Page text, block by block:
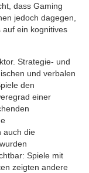
dass Gaming
jedoch dagegen,
auf ein kognitives
Strategie- und
und verbalen
den
einer
auch die
Spiele mit
zeigten andere